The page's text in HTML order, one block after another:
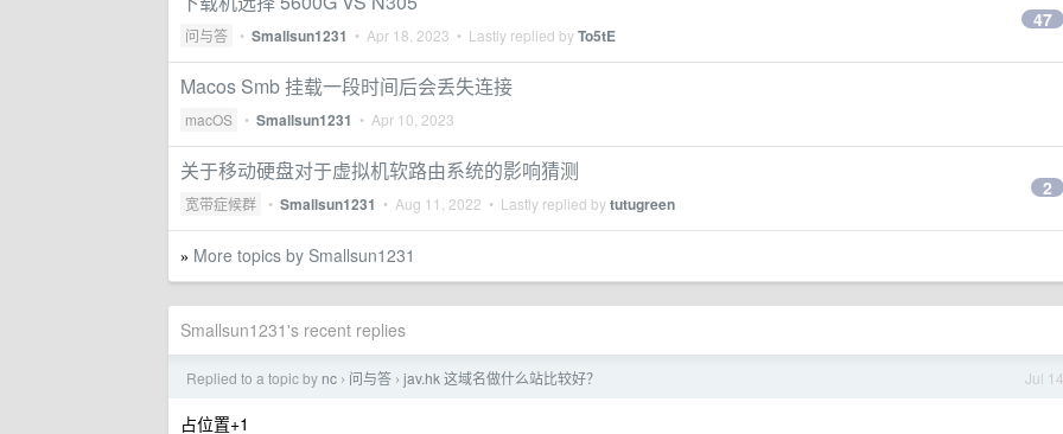
问与答 • Smallsun1231 • Apr 18, 2023 • Lastly replied byTo5tE
47
Macos Smb 挂载一段时间后会丢失连接
macOS • Smallsun1231 • Apr 10, 2023
关于移动硬盘对于虚拟机软路由系统的影响猜测
宽带症候群 • Smallsun1231 • Aug 11, 2022 • Lastly replied bytutugreen
2
» More topics by Smallsun1231
Smallsun1231's recent replies
Jul 14
Replied to a topic by nc › 问与答 › jav.hk 这域名做什么站比较好？
占位置+1